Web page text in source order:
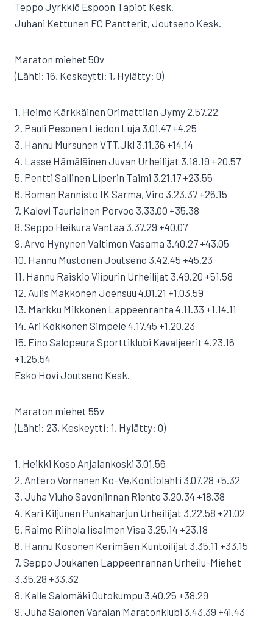
Teppo Jyrkkiö Espoon Tapiot Kesk.
Juhani Kettunen FC Pantterit, Joutseno Kesk.
Maraton miehet 50v
(Lähti: 16, Keskeytti: 1, Hylätty: 0)
1. Heimo Kärkkäinen Orimattilan Jymy 2.57.22
2. Pauli Pesonen Liedon Luja 3.01.47 +4.25
3. Hannu Mursunen VTT,Jkl 3.11.36 +14.14
4. Lasse Hämäläinen Juvan Urheilijat 3.18.19 +20.57
5. Pentti Sallinen Liperin Taimi 3.21.17 +23.55
6. Roman Rannisto IK Sarma, Viro 3.23.37 +26.15
7. Kalevi Tauriainen Porvoo 3.33.00 +35.38
8. Seppo Heikura Vantaa 3.37.29 +40.07
9. Arvo Hynynen Valtimon Vasama 3.40.27 +43.05
10. Hannu Mustonen Joutseno 3.42.45 +45.23
11. Hannu Raiskio Viipurin Urheilijat 3.49.20 +51.58
12. Aulis Makkonen Joensuu 4.01.21 +1.03.59
13. Markku Mikkonen Lappeenranta 4.11.33 +1.14.11
14. Ari Kokkonen Simpele 4.17.45 +1.20.23
15. Eino Salopeura Sporttiklubi Kavaljeerit 4.23.16
+1.25.54
Esko Hovi Joutseno Kesk.
Maraton miehet 55v
(Lähti: 23, Keskeytti: 1, Hylätty: 0)
1. Heikki Koso Anjalankoski 3.01.56
2. Antero Vornanen Ko-Ve,Kontiolahti 3.07.28 +5.32
3. Juha Viuho Savonlinnan Riento 3.20.34 +18.38
4. Kari Kiljunen Punkaharjun Urheilijat 3.22.58 +21.02
5. Raimo Riihola Iisalmen Visa 3.25.14 +23.18
6. Hannu Kosonen Kerimäen Kuntoilijat 3.35.11 +33.15
7. Seppo Joukanen Lappeenrannan Urheilu-Miehet
3.35.28 +33.32
8. Kalle Salomäki Outokumpu 3.40.25 +38.29
9. Juha Salonen Varalan Maratonklubi 3.43.39 +41.43